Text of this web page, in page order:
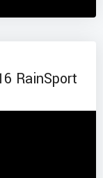
RainSport